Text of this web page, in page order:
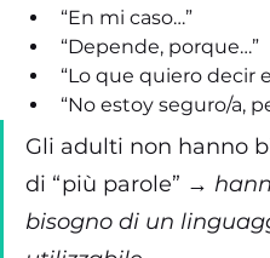
“En mi caso…”
“Depende, porque…”
“Lo que quiero decir
“No estoy seguro/a,
Gli adulti non hanno
di “più parole” →
bisogno di un